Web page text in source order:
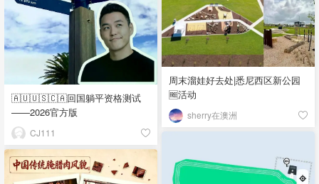
周末溜娃好去处|悉尼西区新公园
🆓活动
sherry在澳洲
🇦🇺🇺🇸🇨🇦回国躺平资格测试
——2026官方版
CJ111